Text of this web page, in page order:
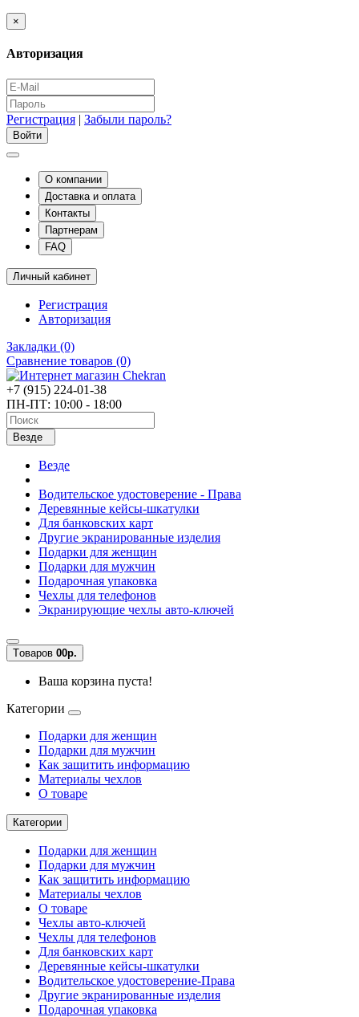
×
Авторизация
Регистрация | Забыли пароль?
О компании
Доставка и оплата
Контакты
Партнерам
FAQ
Личный кабинет
Регистрация
Авторизация
Закладки (0)
Сравнение товаров (0)
+7 (915) 224-01-38
ПН-ПТ: 10:00 - 18:00
Везде
Везде
Водительское удостоверение - Права
Деревянные кейсы-шкатулки
Для банковских карт
Другие экранированные изделия
Подарки для женщин
Подарки для мужчин
Подарочная упаковка
Чехлы для телефонов
Экранирующие чехлы авто-ключей
Tоваров 00р.
Ваша корзина пуста!
Категории
Подарки для женщин
Подарки для мужчин
Как защитить информацию
Материалы чехлов
О товаре
Категории
Подарки для женщин
Подарки для мужчин
Как защитить информацию
Материалы чехлов
О товаре
Чехлы авто-ключей
Чехлы для телефонов
Для банковских карт
Деревянные кейсы-шкатулки
Водительское удостоверение-Права
Другие экранированные изделия
Подарочная упаковка